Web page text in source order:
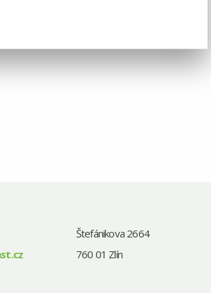
Štefánikova 2664
760 01 Zlín